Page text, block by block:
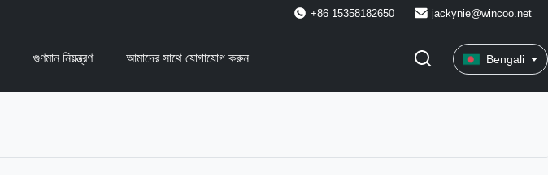
+86 15358182650 jackynie@wincoo.net
গুণমান নিয়ন্ত্রণ আমাদের সাথে যোগাযোগ করুন Bengali